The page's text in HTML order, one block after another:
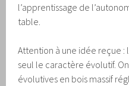
l’apprentissage de
table.
Attention à une idée reçue :
seul le caractère évolutif.
évolutives en bois massif